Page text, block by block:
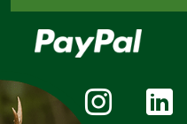
Widerrufsformular
Zahlungsarten
Rechnung
Vorkasse
Karriere
Über uns
Community
International